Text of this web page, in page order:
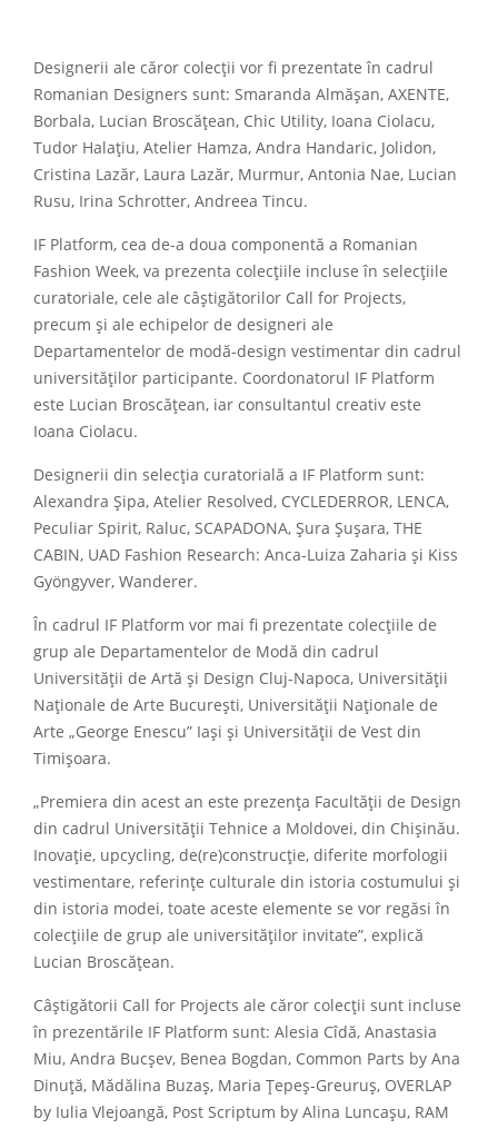
Designerii ale căror colecții vor fi prezentate în cadrul
Romanian Designers sunt: Smaranda Almășan, AXENTE,
Borbala, Lucian Broscățean, Chic Utility, Ioana Ciolacu,
Tudor Halațiu, Atelier Hamza, Andra Handaric, Jolidon,
Cristina Lazăr, Laura Lazăr, Murmur, Antonia Nae, Lucian
Rusu, Irina Schrotter, Andreea Tincu.
IF Platform, cea de-a doua componentă a Romanian
Fashion Week, va prezenta colecțiile incluse în selecțiile
curatoriale, cele ale câștigătorilor Call for Projects,
precum și ale echipelor de designeri ale
Departamentelor de modă-design vestimentar din cadrul
universităților participante. Coordonatorul IF Platform
este Lucian Broscățean, iar consultantul creativ este
Ioana Ciolacu.
Designerii din selecția curatorială a IF Platform sunt:
Alexandra Șipa, Atelier Resolved, CYCLEDERROR, LENCA,
Peculiar Spirit, Raluc, SCAPADONA, Șura Șușara, THE
CABIN, UAD Fashion Research: Anca-Luiza Zaharia și Kiss
Gyöngyver, Wanderer.
În cadrul IF Platform vor mai fi prezentate colecțiile de
grup ale Departamentelor de Modă din cadrul
Universității de Artă și Design Cluj-Napoca, Universității
Naționale de Arte București, Universității Naționale de
Arte „George Enescu” Iași și Universității de Vest din
Timișoara.
„Premiera din acest an este prezența Facultății de Design
din cadrul Universității Tehnice a Moldovei, din Chișinău.
Inovație, upcycling, de(re)construcție, diferite morfologii
vestimentare, referințe culturale din istoria costumului și
din istoria modei, toate aceste elemente se vor regăsi în
colecțiile de grup ale universităților invitate”, explică
Lucian Broscățean.
Câștigătorii Call for Projects ale căror colecții sunt incluse
în prezentările IF Platform sunt: Alesia Cîdă, Anastasia
Miu, Andra Bucșev, Benea Bogdan, Common Parts by Ana
Dinuță, Mădălina Buzaș, Maria Țepeș-Greuruș, OVERLAP
by Iulia Vlejoangă, Post Scriptum by Alina Luncașu, RAM